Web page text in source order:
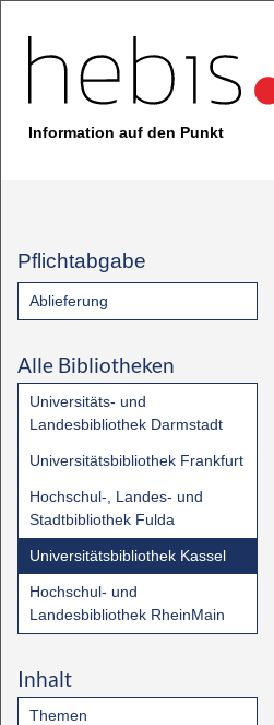
Information auf den Punkt
Pflichtabgabe
Ablieferung
Alle Bibliotheken
Universitäts- und
Landesbibliothek Darmstadt
Universitätsbibliothek Frankfurt
Hochschul-, Landes- und
Stadtbibliothek Fulda
Universitätsbibliothek Kassel
Hochschul- und
Landesbibliothek RheinMain
Inhalt
Themen